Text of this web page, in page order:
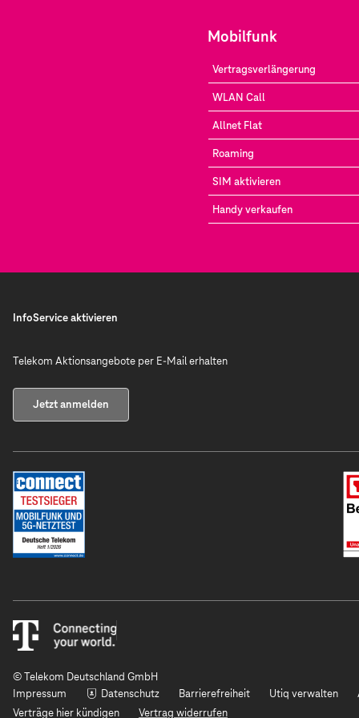
Mobilfunk
Vertragsverlängerung
WLAN Call
Allnet Flat
Roaming
SIM aktivieren
Handy verkaufen
InfoService aktivieren
Telekom Aktionsangebote per E-Mail erhalten
Jetzt anmelden
© Telekom Deutschland GmbH
Impressum
Datenschutz Barrierefreiheit Utiq verwalten
Verträge hier kündigen
Vertrag widerrufen